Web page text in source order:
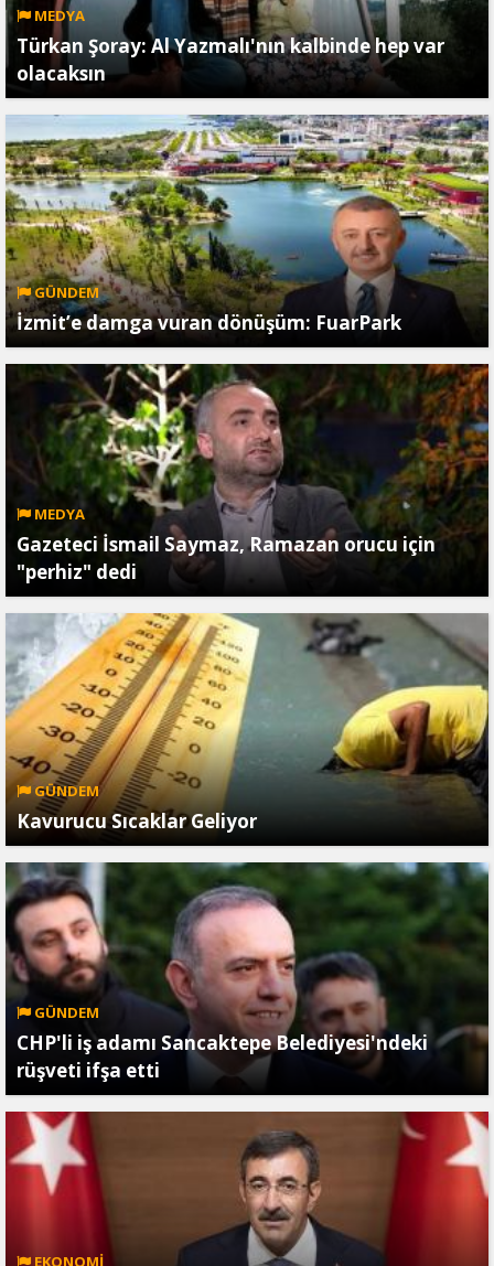
MEDYA
Türkan Şoray: Al Yazmalı'nın kalbinde hep var
olacaksın
GÜNDEM
İzmit’e damga vuran dönüşüm: FuarPark
MEDYA
Gazeteci İsmail Saymaz, Ramazan orucu için
"perhiz" dedi
GÜNDEM
Kavurucu Sıcaklar Geliyor
GÜNDEM
CHP'li iş adamı Sancaktepe Belediyesi'ndeki
rüşveti ifşa etti
EKONOMİ